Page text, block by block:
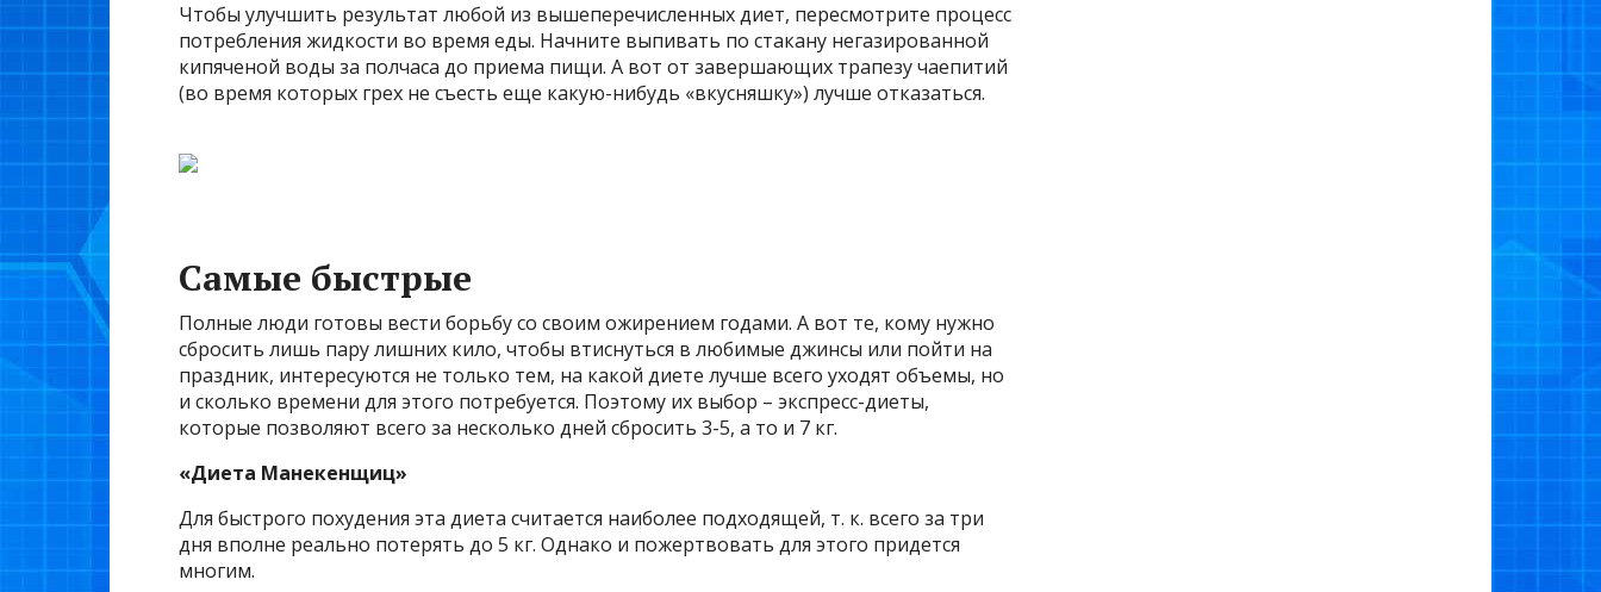
Чтобы улучшить результат любой из вышеперечисленных диет, пересмотрите процесс
потребления жидкости во время еды. Начните выпивать по стакану негазированной
кипяченой воды за полчаса до приема пищи. А вот от завершающих трапезу чаепитий
(во время которых грех не съесть еще какую-нибудь «вкусняшку») лучше отказаться.
Самые быстрые
Полные люди готовы вести борьбу со своим ожирением годами. А вот те, кому нужно
сбросить лишь пару лишних кило, чтобы втиснуться в любимые джинсы или пойти на
праздник, интересуются не только тем, на какой диете лучше всего уходят объемы, но
и сколько времени для этого потребуется. Поэтому их выбор – экспресс-диеты,
которые позволяют всего за несколько дней сбросить 3-5, а то и 7 кг.
«Диета Манекенщиц»
Для быстрого похудения эта диета считается наиболее подходящей, т. к. всего за три
дня вполне реально потерять до 5 кг. Однако и пожертвовать для этого придется
многим.